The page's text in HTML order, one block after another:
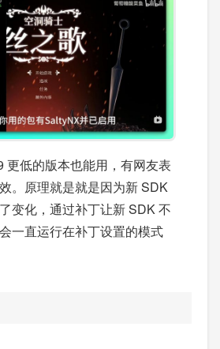
更低的版本也能用，有网友表
。原理就是就是因为新 SDK
变化，通过补丁让新 SDK 不
一直运行在补丁设置的模式